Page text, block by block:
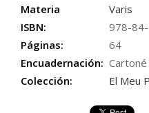
Materia
Varis
ISBN:
978-
Páginas:
64
Encuadernación: Cartoné
Colección:
El Meu